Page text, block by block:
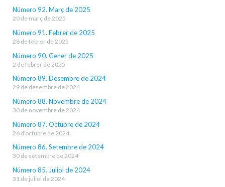
Número 92. Març de 2025
20 de març de 2025
Número 91. Febrer de 2025
28 de febrer de 2025
Número 90. Gener de 2025
2 de febrer de 2025
Número 89. Desembre de 2024
29 de desembre de 2024
Número 88. Novembre de 2024
30 de novembre de 2024
Número 87. Octubre de 2024
26 d'octubre de 2024
Número 86. Setembre de 2024
30 de setembre de 2024
Número 85. Juliol de 2024
31 de juliol de 2024